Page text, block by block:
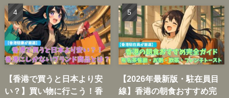
【香港で買うと日本より安
い？】買い物に行こう！香
【2026年最新版・駐在員目
線】香港の朝食おすすめ完